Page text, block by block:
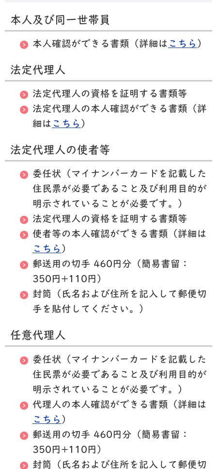
本人及び同一世帯員
本人確認ができる書類（詳細は こちら ）
法定代理人
法定代理人の資格を証明する書類等
法定代理人の本人確認ができる書類（詳
細は こちら ）
法定代理人の使者等
委任状（ マイナンバーカードを記載した
住民票が必要であること及び利用目的が
明示されていることが必要です。 ）
法定代理人の資格を証明する書類等
使者等の本人確認ができる書類（詳細は
こちら ）
郵送用の切手 460円分（簡易書留：
350円+110円）
封筒（氏名および住所を記入して郵便切
手を貼付してください。）
任意代理人
委任状（ マイナンバーカードを記載した
住民票が必要であること及び利用目的が
明示されていることが必要です。
）
代理人の本人確認ができる書類（詳細は
こちら ）
郵送用の切手 460円分（簡易書留：
350円+110円）
封筒（氏名および住所を記入して郵便切